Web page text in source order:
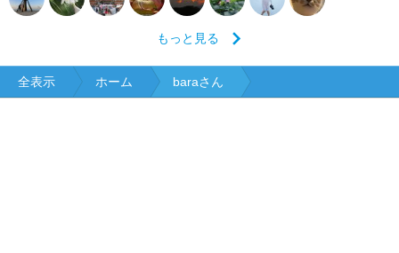
もっと見る
全表示 ホーム baraさん